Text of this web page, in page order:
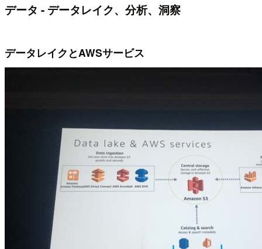
データ - データレイク、分析、洞察
データレイクとAWSサービス